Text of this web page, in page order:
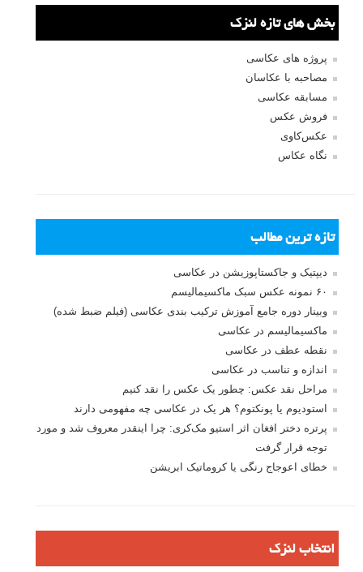
بخش های تازه لنزک
پروژه های عکاسی
مصاحبه با عکاسان
مسابقه عکاسی
فروش عکس
عکس‌کاوی
نگاه عکاس
تازه ترین مطالب
دیپتیک و جاکستا‌پوزیشن در عکاسی
۶۰ نمونه عکس سبک ماکسیمالیسم
وبینار دوره جامع آموزش ترکیب بندی عکاسی (فیلم ضبط شده)
ماکسیمالیسم در عکاسی
نقطه عطف در عکاسی
اندازه و تناسب در عکاسی
مراحل نقد عکس: چطور یک عکس را نقد کنیم
استودیوم یا پونکتوم؟ هر یک در عکاسی چه مفهومی دارند
پرتره دختر افغان اثر استیو مک‌کری: چرا اینقدر معروف شد و مورد
توجه قرار گرفت
خطای اعوجاج رنگی یا کروماتیک ابریشن
انتخاب لنزک